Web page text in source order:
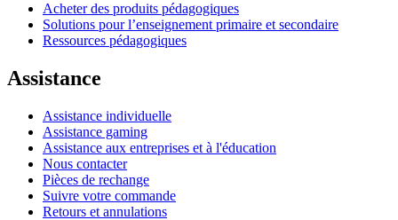
Acheter des produits pédagogiques
Solutions pour l’enseignement primaire et secondaire
Ressources pédagogiques
Assistance
Assistance individuelle
Assistance gaming
Assistance aux entreprises et à l'éducation
Nous contacter
Pièces de rechange
Suivre votre commande
Retours et annulations